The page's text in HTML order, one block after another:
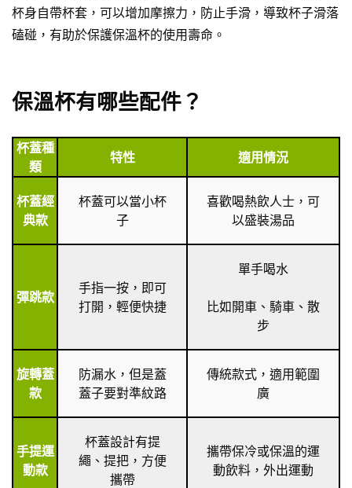
杯身自帶杯套，可以增加摩擦力，防止手滑，導致杯子滑落
磕碰，有助於保護保溫杯的使用壽命。
保溫杯有哪些配件？
杯蓋種
類
特性 適用情況
杯蓋經
典款
杯蓋可以當小杯
子
喜歡喝熱飲人士，可
以盛裝湯品
彈跳款
手指一按，即可
打開，輕便快捷
單手喝水
比如開車、騎車、散
步
旋轉蓋
款
防漏水，但是蓋
蓋子要對準紋路
傳統款式，適用範圍
廣
手提運
動款
杯蓋設計有提
繩、提把，方便
攜帶
攜帶保冷或保溫的運
動飲料，外出運動